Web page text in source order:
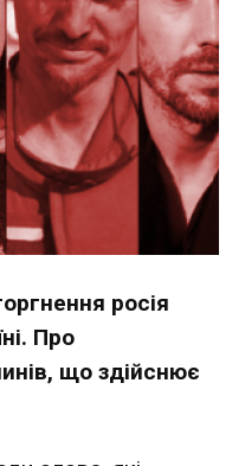
Літукраїна
росія
Про
що здійснює